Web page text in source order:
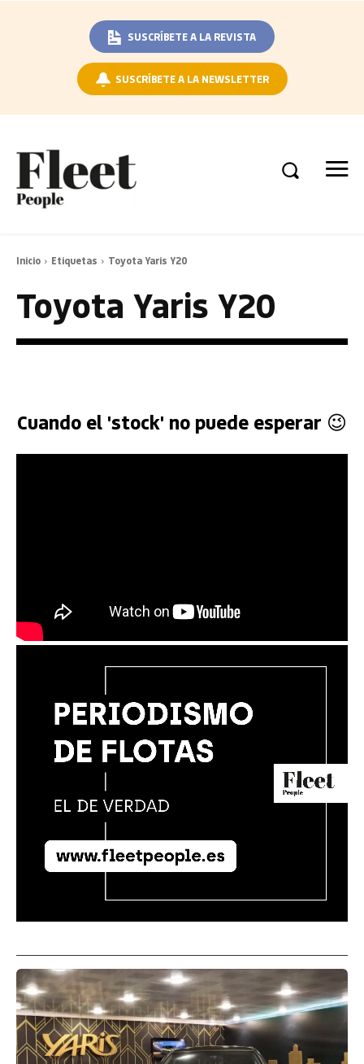
SUSCRÍBETE A LA REVISTA
SUSCRÍBETE A LA NEWSLETTER
Inicio Etiquetas Toyota Yaris Y20
Toyota Yaris Y20
Cuando el 'stock' no puede esperar 😉